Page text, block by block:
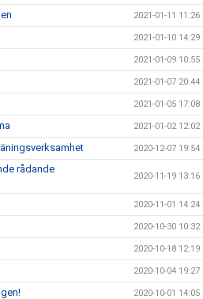
2021-01-11 11:26
2021-01-10 14:29
2021-01-09 10:55
2021-01-07 20:44
2021-01-05 17:08
2021-01-02 12:02
2020-12-07 19:54
rådande
2020-11-19 13:16
2020-11-01 14:24
2020-10-30 10:32
2020-10-18 12:19
2020-10-04 19:27
2020-10-01 14:05